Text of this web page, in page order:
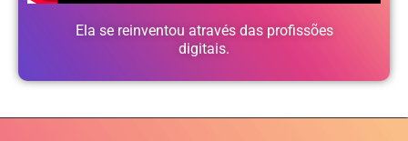
Ela se reinventou através das profissões
digitais.